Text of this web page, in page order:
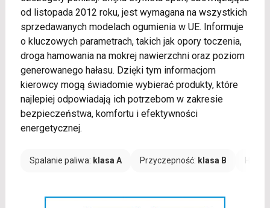
od listopada 2012 roku, jest wymagana na wszystkich
sprzedawanych modelach ogumienia w UE. Informuje
o kluczowych parametrach, takich jak opory toczenia,
droga hamowania na mokrej nawierzchni oraz poziom
generowanego hałasu. Dzięki tym informacjom
kierowcy mogą świadomie wybierać produkty, które
najlepiej odpowiadają ich potrzebom w zakresie
bezpieczeństwa, komfortu i efektywności
energetycznej.
Spalanie paliwa: klasa A Przyczepność: klasa B Hałas: